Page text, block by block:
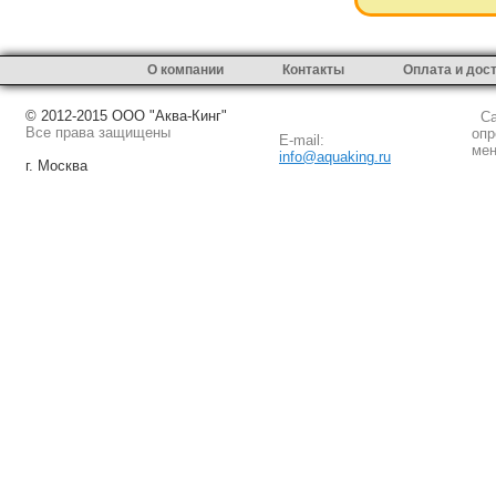
О компании Контакты Оплата и
© 2012-2015 ООО "Аква-Кинг"
Все права защищены
г. Москва
E-mail:
info@aquaking.ru